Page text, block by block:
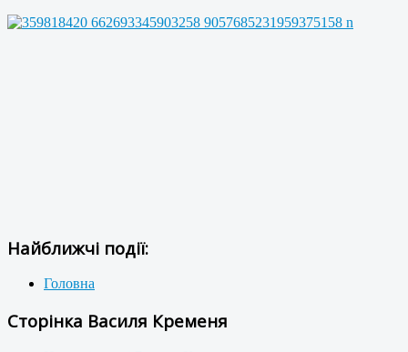
Найближчі події:
Головна
Сторінка Василя Кременя